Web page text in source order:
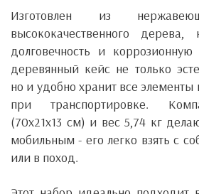
Изготовлен из
высококачественного дерева,
долговечность и
деревянный кейс не только
но и удобно хранит все
при транспортировке.
(70x21x13 см) и вес 5,74 кг
мобильным - его легко взять с
или в поход.